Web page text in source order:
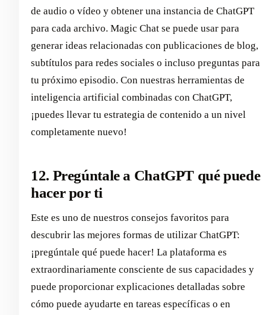
de audio o vídeo y obtener una instancia de ChatGPT
para cada archivo. Magic Chat se puede usar para
generar ideas relacionadas con publicaciones de blog,
subtítulos para redes sociales o incluso preguntas para
tu próximo episodio. Con nuestras herramientas de
inteligencia artificial combinadas con ChatGPT,
¡puedes llevar tu estrategia de contenido a un nivel
completamente nuevo!
12. Pregúntale a ChatGPT qué puede
hacer por ti
Este es uno de nuestros consejos favoritos para
descubrir las mejores formas de utilizar ChatGPT:
¡pregúntale qué puede hacer! La plataforma es
extraordinariamente consciente de sus capacidades y
puede proporcionar explicaciones detalladas sobre
cómo puede ayudarte en tareas específicas o en